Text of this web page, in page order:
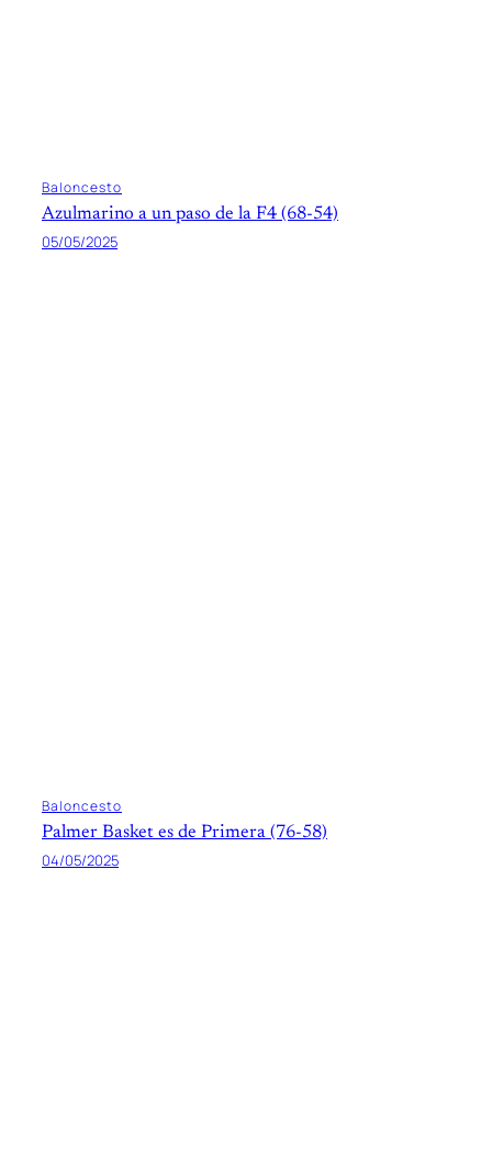
Baloncesto
Azulmarino a un paso de la F4 (68-54)
05/05/2025
Baloncesto
Palmer Basket es de Primera (76-58)
04/05/2025